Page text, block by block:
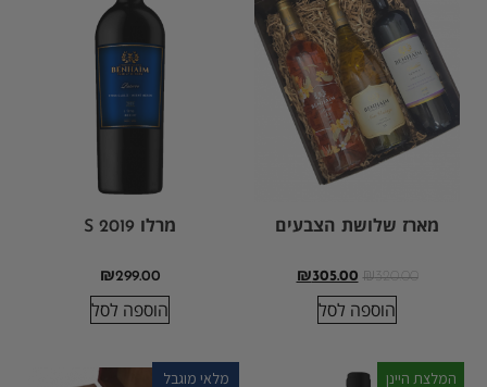
מארז שלושת הצבעים
₪320.00
₪305.00
הוספה לסל
מרלו S 2019
₪299.00
הוספה לסל
המלצת היינן מלאי מוגבל